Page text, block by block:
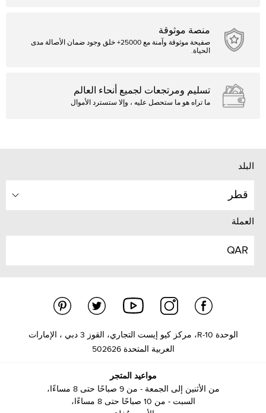
منصة موثوقة
صفيحة موثوقة وآمنة مع 25000+ خلق وجود ضمان الأصالة مدى
الحياة.
تسليم ومرتجعات لجميع أنحاء العالم
ما تراه هو ما ستحصل عليه ، وإلا ستسترد الأموال
البلد
قطر
العملة
QAR
الوحدة R-10، مركز كيو إيست التجاري، القوز 3 دبي ، الإمارات
العربية المتحدة 502626
مواعيد المتجر
من الأثنين إلى الجمعة - من 9 صباحًا حتى 8 مساءًا،
السبت - من 10 صباحًا حتى 8 مساءًا،